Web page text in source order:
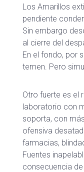
Los Amarillos
pendiente
Sin embargo
al cierre del
En el fondo, por
temen. Pero
Otro fuerte es el
laboratorio con
soporta, con
ofensiva
farmacias,
Fuentes
consecuencia